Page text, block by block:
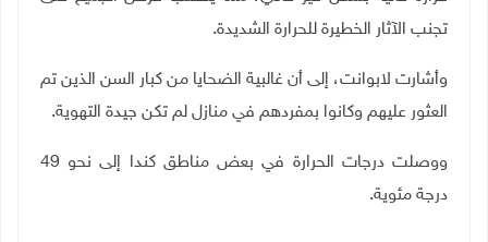
تجنب الآثار الخطيرة للحرارة الشديدة.
وأشارت لابوانت، إلى أن غالبية الضحايا من كبار السن الذين تم
العثور عليهم وكانوا بمفردهم في منازل لم تكن جيدة التهوية.
ووصلت درجات الحرارة في بعض مناطق كندا إلى نحو 49
درجة مئوية.